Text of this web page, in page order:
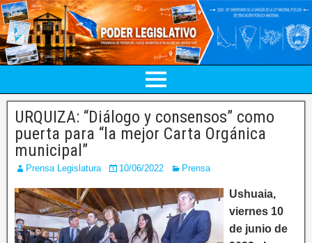
URQUIZA: “Diálogo y consensos” como
puerta para “la mejor Carta Orgánica
municipal”
Prensa Legislatura 10/06/2022 Prensa
Ushuaia,
viernes 10
de junio de